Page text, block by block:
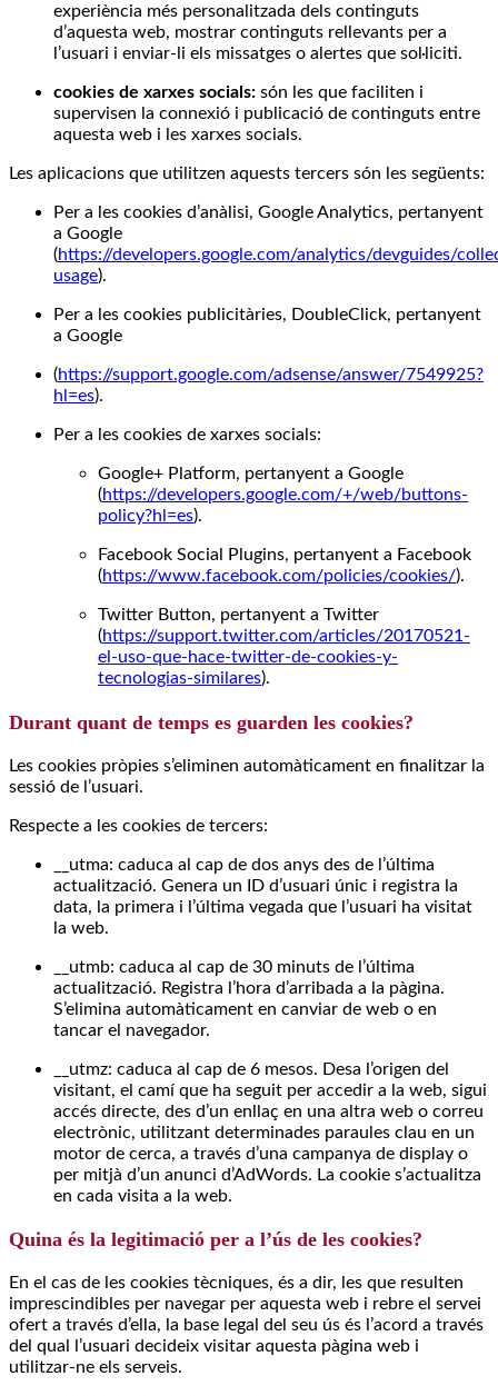
experiència més personalitzada dels continguts
d’aquesta web, mostrar continguts rellevants per a
l’usuari i enviar-li els missatges o alertes que sol·liciti.
cookies de xarxes socials: són les que faciliten i
supervisen la connexió i publicació de continguts entre
aquesta web i les xarxes socials.
Les aplicacions que utilitzen aquests tercers són les següents:
Per a les cookies d’anàlisi, Google Analytics, pertanyent
a Google
(https://developers.google.com/analytics/devguides/
usage).
Per a les cookies publicitàries, DoubleClick, pertanyent
a Google
(https://support.google.com/adsense/answer/7549925?
hl=es).
Per a les cookies de xarxes socials:
Google+ Platform, pertanyent a Google
(https://developers.google.com/+/web/buttons-
policy?hl=es).
Facebook Social Plugins, pertanyent a Facebook
(https://www.facebook.com/policies/cookies/).
Twitter Button, pertanyent a Twitter
(https://support.twitter.com/articles/20170521-
el-uso-que-hace-twitter-de-cookies-y-
tecnologias-similares).
Durant quant de temps es guarden les cookies?
Les cookies pròpies s’eliminen automàticament en finalitzar la
sessió de l’usuari.
Respecte a les cookies de tercers:
__utma: caduca al cap de dos anys des de l’última
actualització. Genera un ID d’usuari únic i registra la
data, la primera i l’última vegada que l’usuari ha visitat
la web.
__utmb: caduca al cap de 30 minuts de l’última
actualització. Registra l’hora d’arribada a la pàgina.
S’elimina automàticament en canviar de web o en
tancar el navegador.
__utmz: caduca al cap de 6 mesos. Desa l’origen del
visitant, el camí que ha seguit per accedir a la web, sigui
accés directe, des d’un enllaç en una altra web o correu
electrònic, utilitzant determinades paraules clau en un
motor de cerca, a través d’una campanya de display o
per mitjà d’un anunci d’AdWords. La cookie s’actualitza
en cada visita a la web.
Quina és la legitimació per a l’ús de les cookies?
En el cas de les cookies tècniques, és a dir, les que resulten
imprescindibles per navegar per aquesta web i rebre el servei
ofert a través d’ella, la base legal del seu ús és l’acord a través
del qual l’usuari decideix visitar aquesta pàgina web i
utilitzar-ne els serveis.